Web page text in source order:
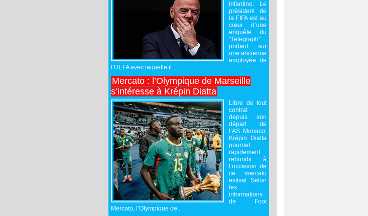
Infantino. Le
président de
la FIFA est au
cœur d’une
enquête du
"Telegraph"
portant sur
une ancienne
employée de
l’UEFA avec laquelle il...
Mercato : l’Olympique de Marseille
s’intéresse à Krépin Diatta
Libre de tout
contrat
depuis son
départ de
l’AS Monaco,
Krépin Diatta
pourrait
rapidement
rebondir à
l’occasion de
ce mercato
estival. Selon
les
informations
de Foot
Mercato, l’Olympique de...